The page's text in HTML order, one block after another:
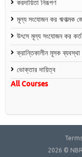
করদায়িতা নিরূপণ
মূল্য সংযোজন কর ঋণাত্মক
উৎসে মূল্য সংযোজন কর
ক্রান্তিকালীন মূসক ব্যবস্থা
ভোক্তার দায়িত্ব
All Courses
2026 ©